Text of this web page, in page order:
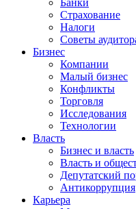
Банки
Страхование
Налоги
Советы
Бизнес
Компании
Малый бизнес
Конфликты
Торговля
Исследования
Технологии
Власть
Бизнес и власть
Власть и
Депутатский
Антикоррупция
Карьера